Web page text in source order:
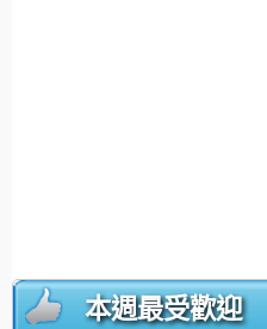
本週最受歡迎